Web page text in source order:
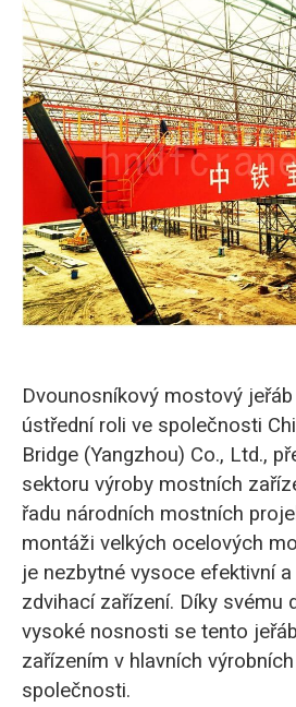
Dvounosníkový mostový
ústřední roli ve společnosti
Bridge (Yangzhou) Co., Ltd.,
sektoru výroby mostních
řadu národních mostních
montáži velkých ocelových
je nezbytné vysoce efektivní
zdvihací zařízení. Díky svému
vysoké nosnosti se tento
zařízením v hlavních
společnosti.
Беларуская мова
Kiswahili
Dansk
Norsk
O‘zbekcha